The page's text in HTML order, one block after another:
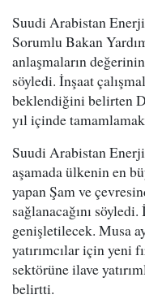
Suudi Arabistan
Sorumlu Bakan
anlaşmaların
söyledi. İnşaat
beklendiğini belirten
yıl içinde
Suudi Arabistan
aşamada ülkenin en
yapan Şam ve
sağlanacağını
genişletilecek. Musa
yatırımcılar için yeni
sektörüne ilave
belirtti.